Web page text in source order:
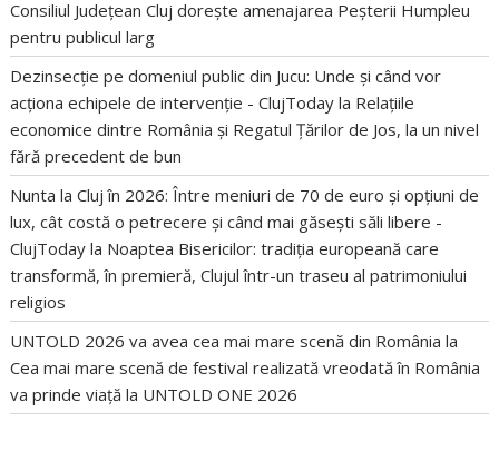
Consiliul Județean Cluj dorește amenajarea Peșterii Humpleu
pentru publicul larg
Dezinsecție pe domeniul public din Jucu: Unde și când vor
acționa echipele de intervenție - ClujToday la Relațiile
economice dintre România și Regatul Țărilor de Jos, la un nivel
fără precedent de bun
Nunta la Cluj în 2026: Între meniuri de 70 de euro și opțiuni de
lux, cât costă o petrecere și când mai găsești săli libere -
ClujToday la Noaptea Bisericilor: tradiția europeană care
transformă, în premieră, Clujul într-un traseu al patrimoniului
religios
UNTOLD 2026 va avea cea mai mare scenă din România la
Cea mai mare scenă de festival realizată vreodată în România
va prinde viață la UNTOLD ONE 2026